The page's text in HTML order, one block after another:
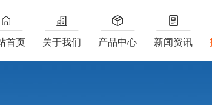
首页 关于我们 产品中心 新闻资讯